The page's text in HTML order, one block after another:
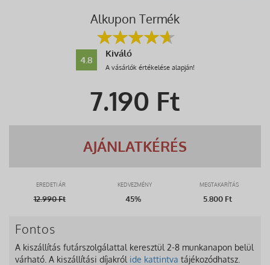
Alkupon Termék
4.8
Kiváló
A vásárlók értékelése alapján!
7.190 Ft
AJÁNLATKÉRÉS
EREDETI ÁR KEDVEZMÉNY MEGTAKARÍTÁS
12.990Ft 45% 5.800 Ft
Fontos
A kiszállítás futárszolgálattal keresztül 2-8 munkanapon belül
várható. A kiszállítási díjakról ide kattintva tájékozódhatsz.